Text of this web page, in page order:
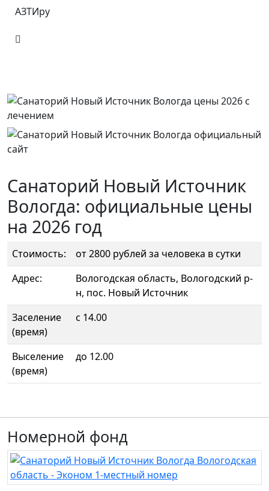
АЗТИру
Санаторий Новый Источник
Вологда: официальные цены
на 2026 год
Стоимость:
от 2800 рублей за человека в сутки
Адрес:
Вологодская область, Вологодский р-
н, пос. Новый Источник
Заселение
(время)
с 14.00
Выселение
(время)
до 12.00
Номерной фонд